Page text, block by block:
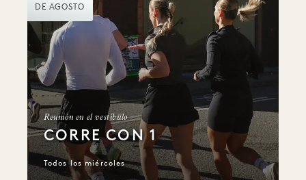
DE AGOSTO
Reunión en el vestíbulo
CORRE CON 1
Todos los miércoles